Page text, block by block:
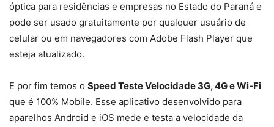
óptica para residências e empresas no Estado do Paraná e
pode ser usado gratuitamente por qualquer usuário de
celular ou em navegadores com Adobe Flash Player que
esteja atualizado.
E por fim temos o Speed Teste Velocidade 3G, 4G e Wi-Fi
que é 100% Mobile. Esse aplicativo desenvolvido para
aparelhos Android e iOS mede e testa a velocidade da